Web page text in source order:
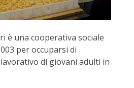
è una cooperativa sociale
per occuparsi di
di giovani adulti in